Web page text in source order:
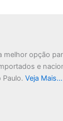
melhor opção
e
Veja Mais…